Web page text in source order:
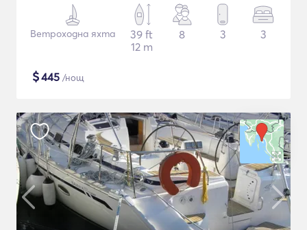
Ветроходна яхта
39 ft
12 m
8 3 3
$445 /нощ